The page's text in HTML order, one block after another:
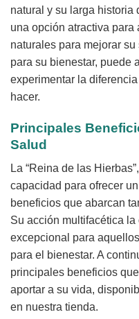
natural y su larga historia
una opción atractiva
naturales para mejorar
para su bienestar, puede
experimentar la
hacer.
Principales
Salud
La “Reina de las Hierbas”,
capacidad para ofrecer
beneficios que abarcan
Su acción multifacética
excepcional para
para el bienestar. A
principales beneficios
aportar a su vida,
en nuestra tienda.